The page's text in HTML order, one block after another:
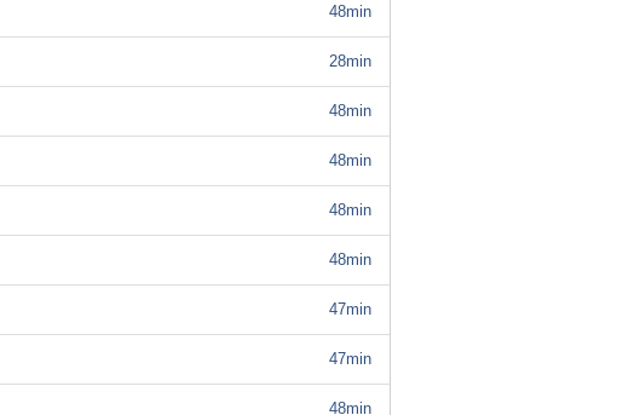
48min
28min
48min
48min
48min
48min
47min
47min
48min